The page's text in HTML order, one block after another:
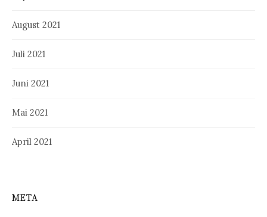
August 2021
Juli 2021
Juni 2021
Mai 2021
April 2021
META